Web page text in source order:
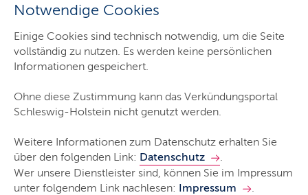
Notwendige Cookies
Einige Cookies sind technisch notwendig, um die Seite
vollständig zu nutzen. Es werden keine persönlichen
Informationen gespeichert.
Ohne diese Zustimmung kann das Verkündungsportal
Schleswig-Holstein nicht genutzt werden.
Weitere Informationen zum Datenschutz erhalten Sie
über den folgenden Link: Datenschutz
.
Wer unsere Dienstleister sind, können Sie im Impressum
unter folgendem Link nachlesen: Impressum
.
Landesverordnungüber
Verwaltungsgebühren für
Amtshandlungen der Investitionsbank
Schleswig-Holstein im Bereich der
Städtebauförderung
GVOBl. Schl.-H. 2026/41 vom 8. Mai 2026
Typ:
Verordnung